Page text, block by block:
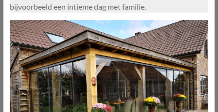
bijvoorbeeld een intieme dag met familie.